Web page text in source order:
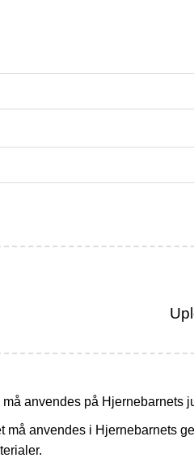
anvendes på Hjernebarnets
må anvendes i Hjernebarnets